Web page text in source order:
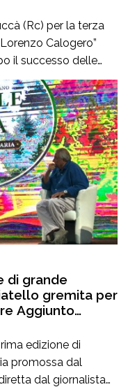
(Rc) per la terza
Calogero”
il successo delle
che hanno
protagonisti
anche per
[…]
di grande
gremita per
Aggiunto
edizione di
promossa dal
dal giornalista